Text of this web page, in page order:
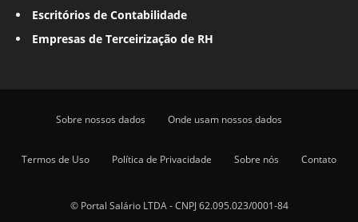
Escritórios de Contabilidade
Empresas de Terceirização de RH
Sobre nossos dados Onde usam nossos dados
Termos de Uso Política de Privacidade Sobre nós Contato
© Portal Salário LTDA - CNPJ 62.095.023/0001-84